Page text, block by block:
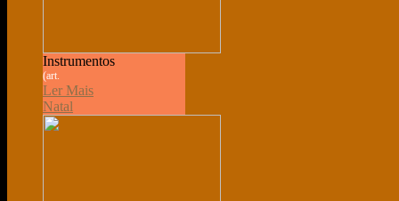
Instrumentos
(art.
Ler Mais
Natal